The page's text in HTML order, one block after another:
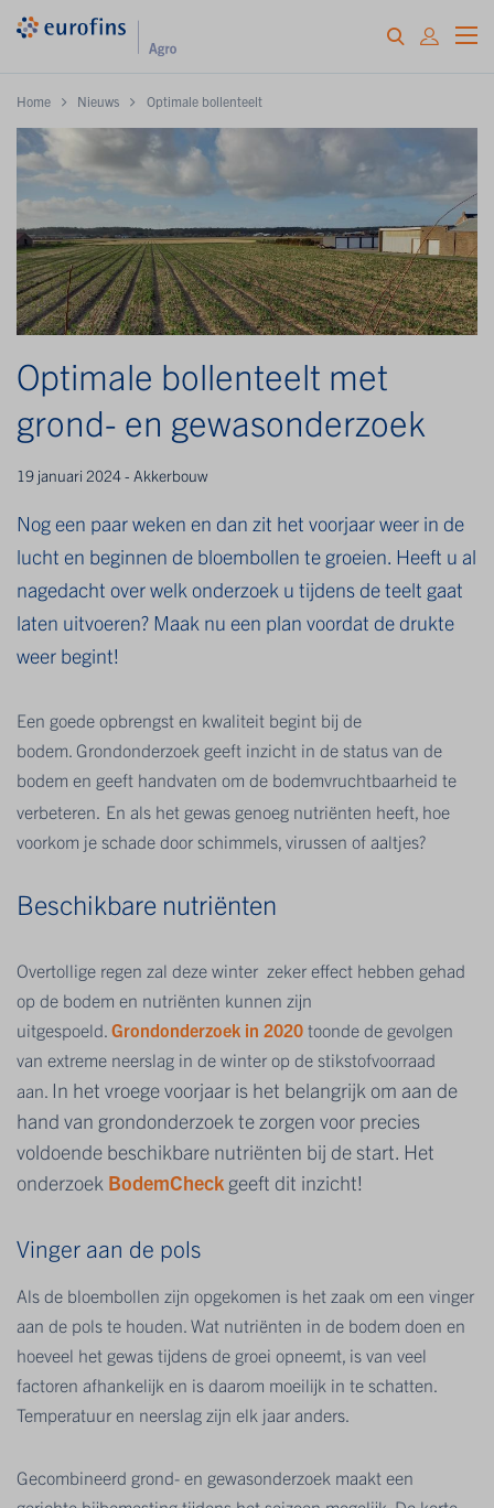
Home Nieuws Optimale bollenteelt
Optimale bollenteelt met
grond- en gewasonderzoek
19 januari 2024 - Akkerbouw
Nog een paar weken en dan zit het voorjaar weer in de
lucht en beginnen de bloembollen te groeien. Heeft u al
nagedacht over welk onderzoek u tijdens de teelt gaat
laten uitvoeren? Maak nu een plan voordat de drukte
weer begint!
Een goede opbrengst en kwaliteit begint bij de
bodem. Grondonderzoek geeft inzicht in de status van de
bodem en geeft handvaten om de bodemvruchtbaarheid te
verbeteren. En als het gewas genoeg nutriënten heeft, hoe
voorkom je schade door schimmels, virussen of aaltjes?
Beschikbare nutriënten
Overtollige regen zal deze winter zeker effect hebben gehad
op de bodem en nutriënten kunnen zijn
uitgespoeld. Grondonderzoek in 2020 toonde de gevolgen
van extreme neerslag in de winter op de stikstofvoorraad
aan. In het vroege voorjaar is het belangrijk om aan de
hand van grondonderzoek te zorgen voor precies
voldoende beschikbare nutriënten bij de start. Het
onderzoek BodemCheck geeft dit inzicht!
Vinger aan de pols
Als de bloembollen zijn opgekomen is het zaak om een vinger
aan de pols te houden. Wat nutriënten in de bodem doen en
hoeveel het gewas tijdens de groei opneemt, is van veel
factoren afhankelijk en is daarom moeilijk in te schatten.
Temperatuur en neerslag zijn elk jaar anders.
Gecombineerd grond- en gewasonderzoek maakt een